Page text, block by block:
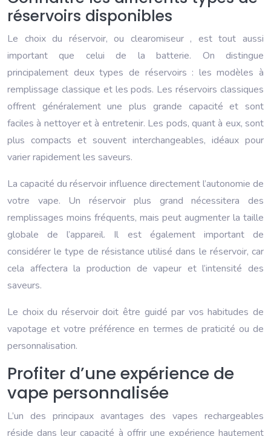
réservoirs disponibles
Le choix du réservoir, ou clearomiseur , est tout aussi
important que celui de la batterie. On distingue
principalement deux types de réservoirs : les modèles à
remplissage classique et les pods. Les réservoirs classiques
offrent généralement une plus grande capacité et sont
faciles à nettoyer et à entretenir. Les pods, quant à eux, sont
plus compacts et souvent interchangeables, idéaux pour
varier rapidement les saveurs.
La capacité du réservoir influence directement l’autonomie de
votre vape. Un réservoir plus grand nécessitera des
remplissages moins fréquents, mais peut augmenter la taille
globale de l’appareil. Il est également important de
considérer le type de résistance utilisé dans le réservoir, car
cela affectera la production de vapeur et l’intensité des
saveurs.
Le choix du réservoir doit être guidé par vos habitudes de
vapotage et votre préférence en termes de praticité ou de
personnalisation.
Profiter d’une expérience de
vape personnalisée
L’un des principaux avantages des vapes rechargeables
réside dans leur capacité à offrir une expérience hautement